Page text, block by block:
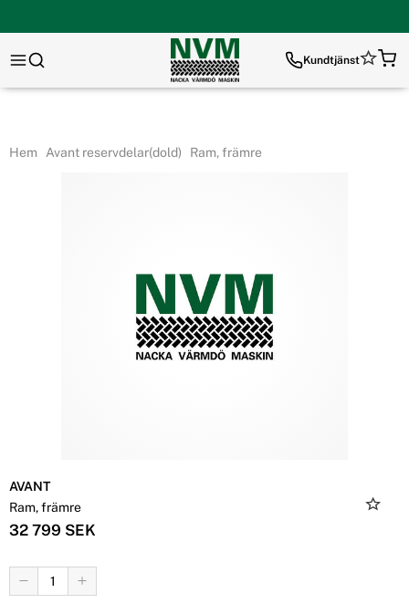
Kundtjänst
Hem Avant reservdelar(dold) Ram, främre
AVANT
Ram, främre
32 799 SEK